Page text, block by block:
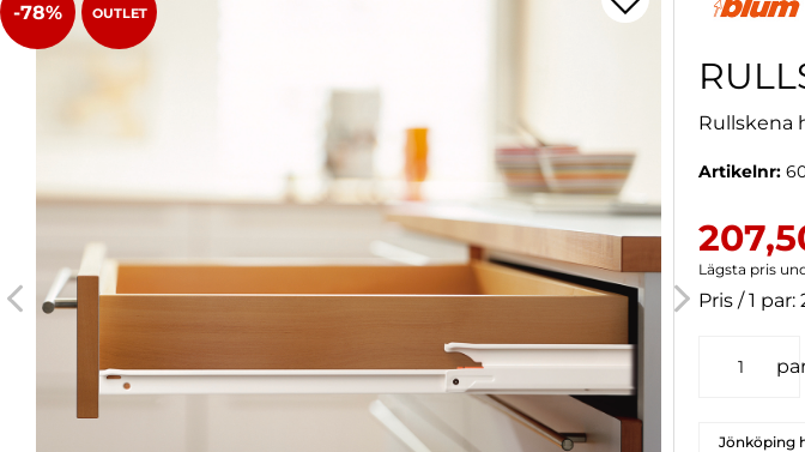
-78% OUTLET
Rullskena
Artikelnr:
Lägsta pris
Pris / 1 par:
Jönköping